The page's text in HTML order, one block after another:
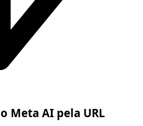
Meta AI pela URL